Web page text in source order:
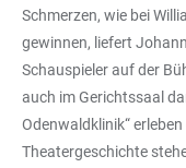
Schmerzen, wie bei
gewinnen, liefert
Schauspieler auf der
auch im Gerichtssaal
Odenwaldklinik“
Theatergeschichte